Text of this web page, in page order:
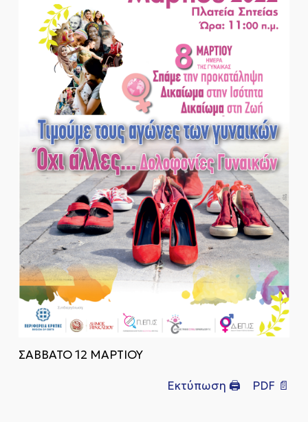
ΣΑΒΒΑΤΟ 12 ΜΑΡΤΙΟΥ
Εκτύπωση 🖨 PDF 📄